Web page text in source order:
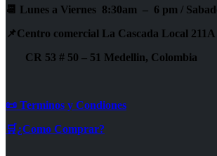
📆 Lunes a Viernes 8:30am – 6 pm /
📌Centro comercial La Cascada Local 211A
CR 53 # 50 – 51 Medellin, Colombia
📜 Terminos y Condiones
🛒¿Como Comprar?